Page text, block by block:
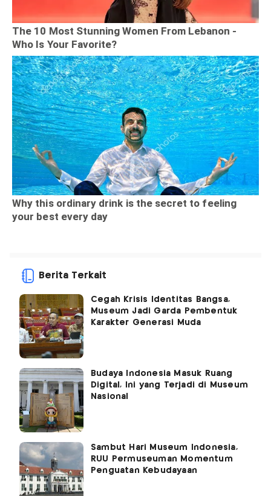
Berita Terkait
Cegah Krisis Identitas Bangsa,
Museum Jadi Garda Pembentuk
Karakter Generasi Muda
Budaya Indonesia Masuk Ruang
Digital, Ini yang Terjadi di Museum
Nasional
Sambut Hari Museum Indonesia,
RUU Permuseuman Momentum
Penguatan Kebudayaan